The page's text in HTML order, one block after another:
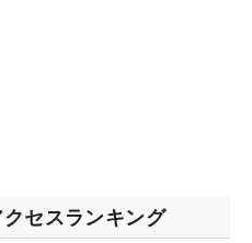
セスランキング